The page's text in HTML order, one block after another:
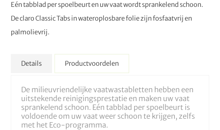
Eén tabblad per spoelbeurt en uw vaat wordt sprankelend schoon.
De claro Classic Tabs in wateroplosbare folie zijn fosfaatvrij en
palmolievrij.
Details
De milieuvriendelijke vaatwastabletten hebben een
uitstekende reinigingsprestatie en maken uw vaat
sprankelend schoon. Eén tabblad per spoelbeurt is
voldoende om uw vaat weer schoon te krijgen, zelfs
met het Eco-programma.
Productvoordelen